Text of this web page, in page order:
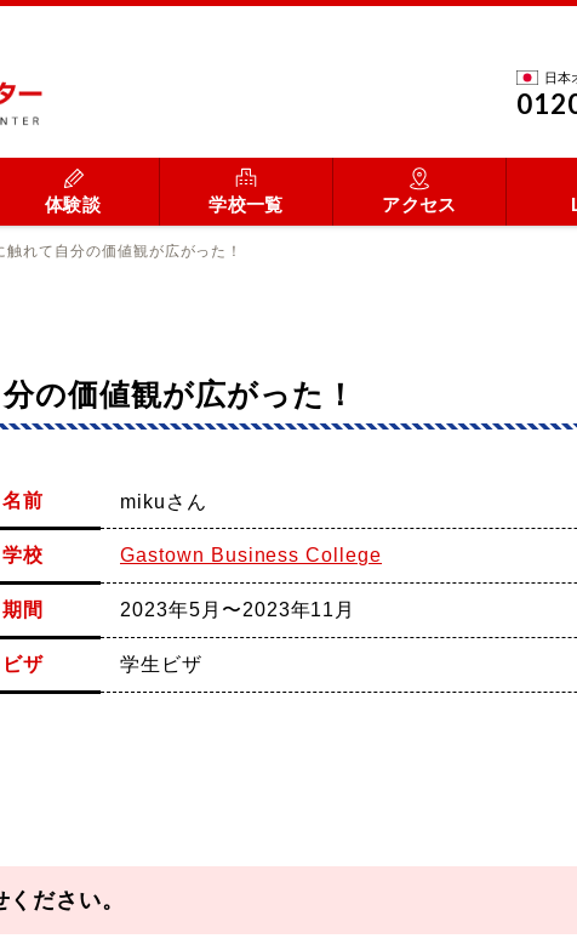
日本
体験談 学校一覧 アクセス
触れて自分の価値観が広がった！
の価値観が広がった！
名前 mikuさん
学校 Gastown Business College
期間 2023年5月〜2023年11月
ビザ 学生ビザ
ださい。